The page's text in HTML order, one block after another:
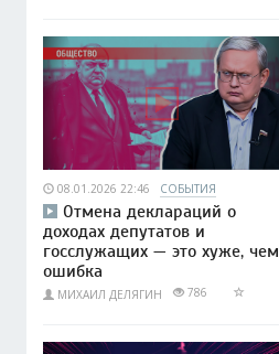
08.01.2026 22:46 СОБЫТИЯ
Отмена деклараций о
доходах депутатов и
госслужащих — это хуже, чем
ошибка
МИХАИЛ ДЕЛЯГИН 786